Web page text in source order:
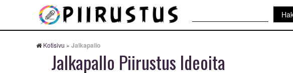
Kotisivu » Jalkapallo
Jalkapallo Piirustus Ideoita